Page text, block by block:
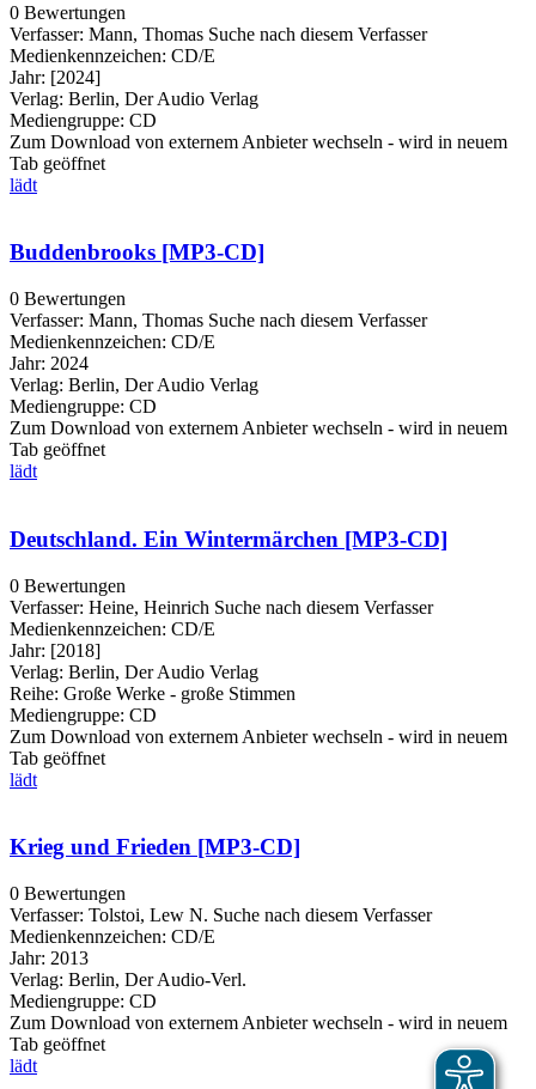
0 Bewertungen
Verfasser: Mann, Thomas Suche nach diesem Verfasser
Medienkennzeichen: CD/E
Jahr: [2024]
Verlag: Berlin, Der Audio Verlag
Mediengruppe: CD
Zum Download von externem Anbieter wechseln - wird in neuem
Tab geöffnet
lädt
Buddenbrooks [MP3-CD]
0 Bewertungen
Verfasser: Mann, Thomas Suche nach diesem Verfasser
Medienkennzeichen: CD/E
Jahr: 2024
Verlag: Berlin, Der Audio Verlag
Mediengruppe: CD
Zum Download von externem Anbieter wechseln - wird in neuem
Tab geöffnet
lädt
Deutschland. Ein Wintermärchen [MP3-CD]
0 Bewertungen
Verfasser: Heine, Heinrich Suche nach diesem Verfasser
Medienkennzeichen: CD/E
Jahr: [2018]
Verlag: Berlin, Der Audio Verlag
Reihe: Große Werke - große Stimmen
Mediengruppe: CD
Zum Download von externem Anbieter wechseln - wird in neuem
Tab geöffnet
lädt
Krieg und Frieden [MP3-CD]
0 Bewertungen
Verfasser: Tolstoi, Lew N. Suche nach diesem Verfasser
Medienkennzeichen: CD/E
Jahr: 2013
Verlag: Berlin, Der Audio-Verl.
Mediengruppe: CD
Zum Download von externem Anbieter wechseln - wird in neuem
Tab geöffnet
lädt